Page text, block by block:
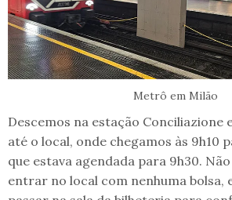
Metrô em Milão
Descemos na estação Conciliazione
até o local, onde chegamos às 9h10
que estava agendada para 9h30.
entrar no local com nenhuma bolsa,